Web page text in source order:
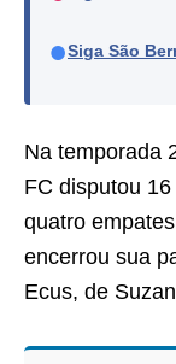
●Siga São
Na temporada
FC disputou
quatro
encerrou sua
Ecus, de